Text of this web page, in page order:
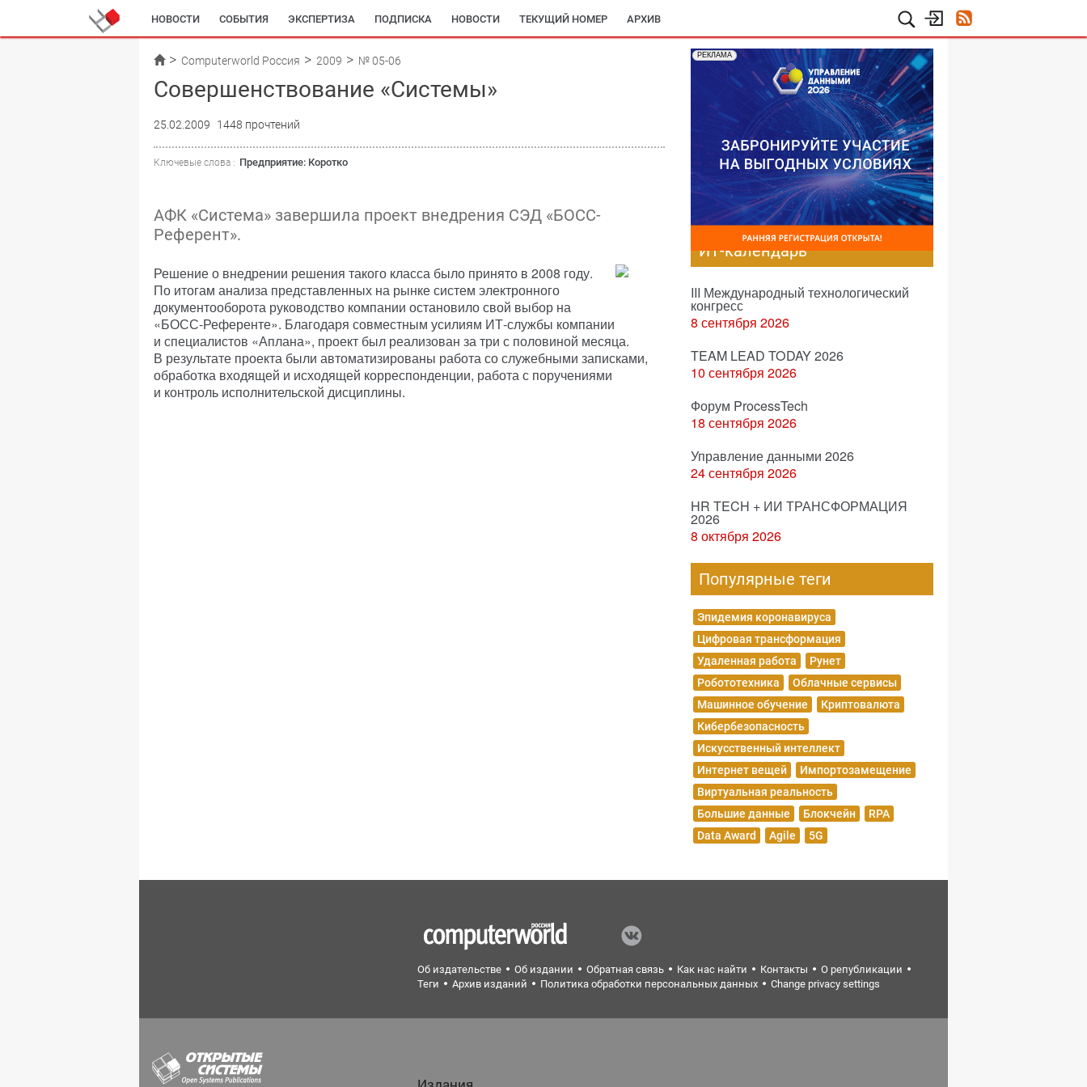
НОВОСТИ СОБЫТИЯ ЭКСПЕРТИЗА ПОДПИСКА НОВОСТИ ТЕКУЩИЙ НОМЕР АРХИВ
Computerworld Россия 2009 № 05-06
Совершенствование «Системы»
25.02.2009 1448 прочтений
Ключевые слова : Предприятие: Коротко
АФК «Система» завершила проект внедрения СЭД «БОСС-
Референт».
Решение о внедрении решения такого класса было принято в 2008 году.
По итогам анализа представленных на рынке систем электронного
документооборота руководство компании остановило свой выбор на
«БОСС-Референте». Благодаря совместным усилиям ИТ-службы компании
и специалистов «Аплана», проект был реализован за три с половиной месяца.
В результате проекта были автоматизированы работа со служебными записками,
обработка входящей и исходящей корреспонденции, работа с поручениями
и контроль исполнительской дисциплины.
РЕКЛАМА
ИТ-календарь
III Международный технологический
конгресс
8 сентября 2026
TEAM LEAD TODAY 2026
10 сентября 2026
Форум ProcessTech
18 сентября 2026
Управление данными 2026
24 сентября 2026
HR TECH + ИИ ТРАНСФОРМАЦИЯ
2026
8 октября 2026
Популярные теги
Эпидемия коронавируса
Цифровая трансформация
Удаленная работа
Рунет
Робототехника
Облачные сервисы
Машинное обучение
Криптовалюта
Кибербезопасность
Искусственный интеллект
Интернет вещей
Импортозамещение
Виртуальная реальность
Большие данные
Блокчейн
RPA
Data Award
Agile 5G
Об издательстве Об издании Обратная связь Как нас найти Контакты
О републикации
Теги
Архив изданий Политика обработки персональных данных Change privacy settings